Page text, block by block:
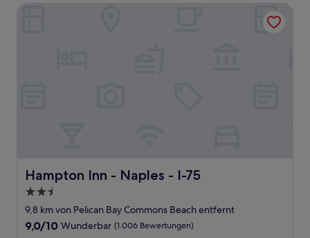
Bewertungen)
Hampton Inn - Naples - I-75
Hampton Inn - Naples - I-75
2.5-
Sterne-
Unterkunft
9,8 km von Pelican Bay Commons Beach entfernt
9.0
9,0/10 Wunderbar (1.006 Bewertungen)